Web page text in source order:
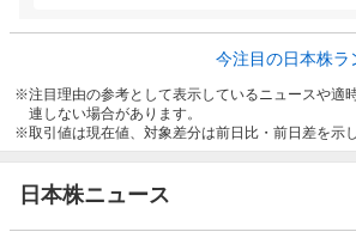
今注目の日本株ラ
注目理由の参考として表示しているニュースや適
連しない場合があります。
取引値は現在値、対象差分は前日比・前日差を示
日本株ニュース